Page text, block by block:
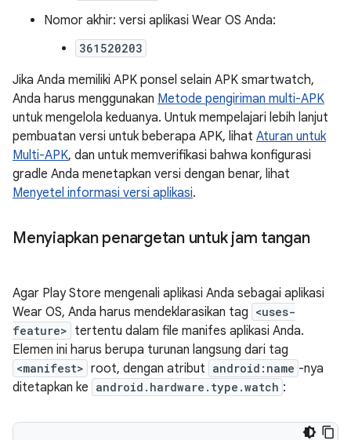
Nomor akhir: versi aplikasi Wear OS Anda:
361520203
Jika Anda memiliki APK ponsel selain APK smartwatch,
Anda harus menggunakan Metode pengiriman multi-APK
untuk mengelola keduanya. Untuk mempelajari lebih lanjut
pembuatan versi untuk beberapa APK, lihat Aturan untuk
Multi-APK, dan untuk memverifikasi bahwa konfigurasi
gradle Anda menetapkan versi dengan benar, lihat
Menyetel informasi versi aplikasi.
Menyiapkan penargetan untuk jam tangan
Agar Play Store mengenali aplikasi Anda sebagai aplikasi
Wear OS, Anda harus mendeklarasikan tag <uses-
feature> tertentu dalam file manifes aplikasi Anda.
Elemen ini harus berupa turunan langsung dari tag
<manifest> root, dengan atribut android:name -nya
ditetapkan ke android.hardware.type.watch :